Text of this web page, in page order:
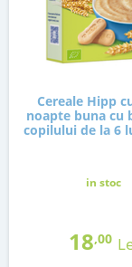
Cereale Hipp
noapte buna cu
copilului de la 6
in stoc
18,00